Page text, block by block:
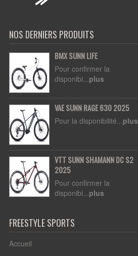
NOS DERNIERS PRODUITS
BMX SUNN LIFE
Pour confirmer la
disponibi...plus
VAE SUNN RAGE 630 2025
Pour la disponibilité...plus
VTT SUNN SHAMANN DC S2
2025
Pour confirmer la
disponibi...plus
FREESTYLE SPORTS
Accueil